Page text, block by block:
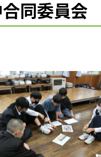
同委員会